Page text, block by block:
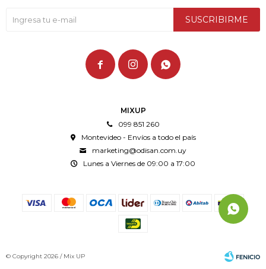
MIXUP
099 851 260
Montevideo - Envíos a todo el país
marketing@odisan.com.uy
Lunes a Viernes de 09:00 a 17:00
SUSCRIBIRME
  
© Copyright 2026 / Mix UP